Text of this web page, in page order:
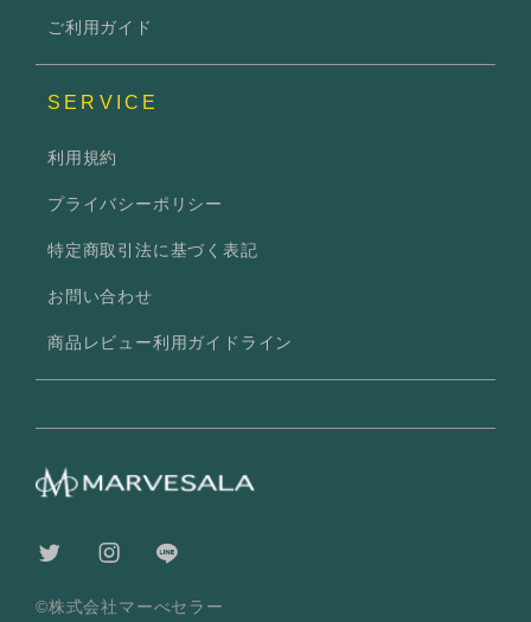
©株式会社マーべセラー
ご利用ガイド
SERVICE
利用規約
プライバシーポリシー
特定商取引法に基づく表記
お問い合わせ
商品レビュー利用ガイドライン